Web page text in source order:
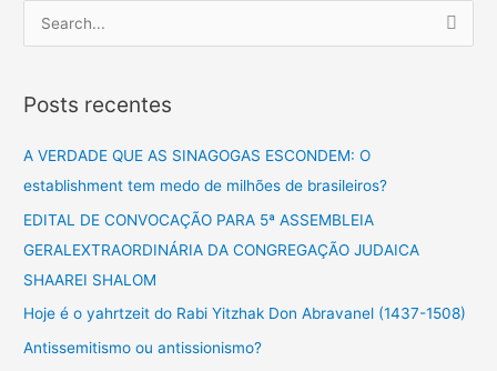
q
u
r
Posts recentes
A VERDADE QUE AS SINAGOGAS ESCONDEM: O
establishment tem medo de milhões de brasileiros?
EDITAL DE CONVOCAÇÃO PARA 5ª ASSEMBLEIA
GERALEXTRAORDINÁRIA DA CONGREGAÇÃO JUDAICA
SHAAREI SHALOM
Hoje é o yahrtzeit do Rabi Yitzhak Don Abravanel (1437-1508)
Antissemitismo ou antissionismo?